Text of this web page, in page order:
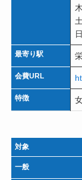
最寄り駅
会費URL
特徴
対象
一般